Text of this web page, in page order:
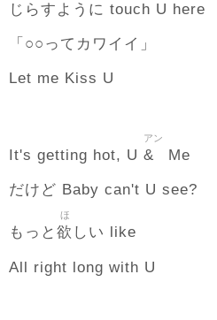
じらすように touch U here
「○○ってカワイイ」
Let me Kiss U
It's getting hot, U &
アン
Me
だけど Baby can't U see?
もっと 欲
ほ
しい like
All right long with U